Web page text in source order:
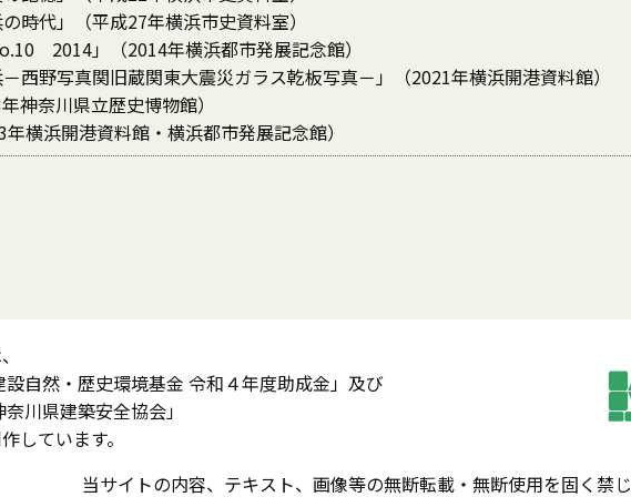
時代」（平成27年横浜市史資料室）
2014」（2014年横浜都市発展記念館）
西野写真関旧蔵関東大震災ガラス乾板写真－」（2021年横浜開港資料館）
神奈川県立歴史博物館）
横浜開港資料館・横浜都市発展記念館）
設自然・歴史環境基金 令和４年度助成金」及び
奈川県建築安全協会」
しています。
当サイトの内容、テキスト、画像等の無断転載・無断使用を固く禁